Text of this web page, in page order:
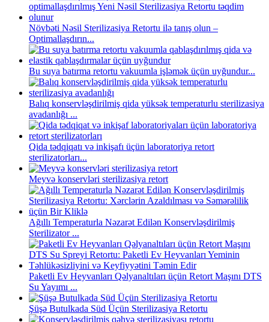
Növbəti Nəsil Sterilizasiya Retortu ilə tanış olun –
Optimallaşdırın...
Bu suya batırma retortu vakuumla işləmək üçün uyğundur...
Balıq konservləşdirilmiş qida yüksək temperaturlu sterilizasiya
avadanlığı ...
Qida tədqiqatı və inkişafı üçün laboratoriya retort
sterilizatorları...
Meyvə konservləri sterilizasiya retort
Ağıllı Temperaturla Nəzarət Edilən Konservləşdirilmiş
Sterilizator ...
Paketli Ev Heyvanları Qəlyanaltıları üçün Retort Maşını DTS
Su Yayımı ...
Şüşə Butulkada Süd Üçün Sterilizasiya Retortu